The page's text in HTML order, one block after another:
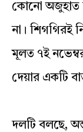
কোনো অজুহাত
না। শিগগিরই
মূলত ৭ই নভেম্বর
দেয়ার একটি
দলটি বলছে,